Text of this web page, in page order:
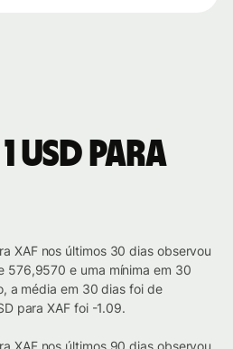
USD para
XAF nos últimos 30 dias observou
576,9570 e uma mínima em 30
a média em 30 dias foi de
para XAF foi -1.09.